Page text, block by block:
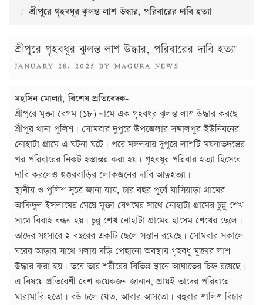
শ্রীপুরে গৃহবধূর ঝুলন্ত লাশ উদ্ধার, পরিবারের দাবি হত্যা
শ্রীপুরে গৃহবধূর ঝুলন্ত লাশ উদ্ধার, পরিবারের দাবি হত্যা
POSTED
JANUARY 28, 2025 BY MAGURA NEWS
মহসিন মোল্যা, বিশেষ প্রতিবেদক-
শ্রীপুরে মুক্তা বেগম (১৮) নামে এক গৃহবধূর ঝুলন্ত লাশ উদ্ধার করছে
শ্রীপুর থানা পুলিশ। সোমবার দুপুরে উপজেলার সব্দালপুর ইউনিয়নের
নোহাটা গ্রামে এ ঘটনা ঘটে। পরে মঙ্গলবার দুপুরে লাশটি ময়নাতদন্তের
পর পরিবারের নিকট হস্তান্তর করা হয়। গৃহবধূর পরিবার হত্যা হিসেবে
দাবি করলেও শ্বশুরবাড়ির লোকজনের দাবি আত্নহত্যা।
স্থানীয় ও পুলিশ সূত্রে জানা যায়, চার বছর পূর্বে ঘাসিয়াড়া গ্রামের
আকিদুল ইসলামের মেয়ে মুক্তা বেগমের সাথে নোহাটা গ্রামের চুন্নু শেখ
সাথে বিবাহ বন্ধন হয়। চুন্নু শেখ নোহাটা গ্রামের হাসেম শেখের ছেলে।
তাদের সংসারে ২ বছরের একটি ছেলে সন্তান রয়েছে। সোমবার সকালে
ঘরের আড়ার সাথে গলায় দড়ি পেছানো অবস্থায় গৃহবধূ মুক্তার লাশ
উদ্ধার করা হয়। তবে তার শরীরের বিভিন্ন স্থানে আঘাতের চিহ্ন রয়েছে।
এ বিষয়ে প্রতিবেশী বেশ কয়েকজন জানান, প্রায়ই তাদের পরিবারে
মারামারি হতো। বউ চলে যেত, আবার আসতো। বহুবার শালিশ বিচার